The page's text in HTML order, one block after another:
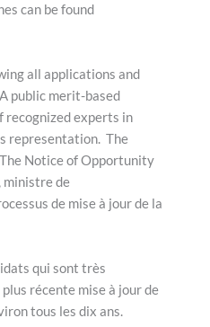
can be found
all applications and
public merit-based
recognized experts in
representation. The
Notice of Opportunity
ministre de
de mise à jour de la
qui sont très
récente mise à jour de
tous les dix ans.